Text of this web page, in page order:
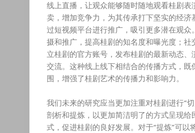
们
联
系
我
们
线上直播，让观众能够随时随地观看桂剧
卖，增加竞争力，为其传承打下坚实的经
过短视频平台进行推广，吸引更多潜在观
摄和推广，提高桂剧的知名度和曝光度；
立桂剧的官方账号，发布桂剧的最新动态
交流。这种线上线下相结合的传播方式，
围，增强了桂剧艺术的传播力和影响力。
我们未来的研究应当更加注重对桂剧进行“
剖析和提炼，以更加简洁明了的方式呈现
式，促进桂剧的良好发展。对于“提炼”可